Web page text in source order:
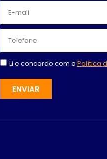
Li e concordo com a Política
ENVIAR